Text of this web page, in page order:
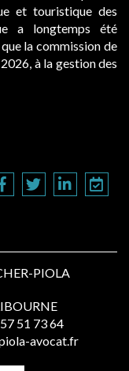
des bains de
un beau sujet
elles donnent lieu
Saisies par
PIOLA
51 73 64
avocat.fr